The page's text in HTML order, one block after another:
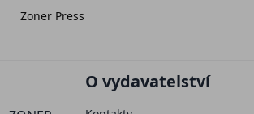
Zoner Press
O vydavatelství